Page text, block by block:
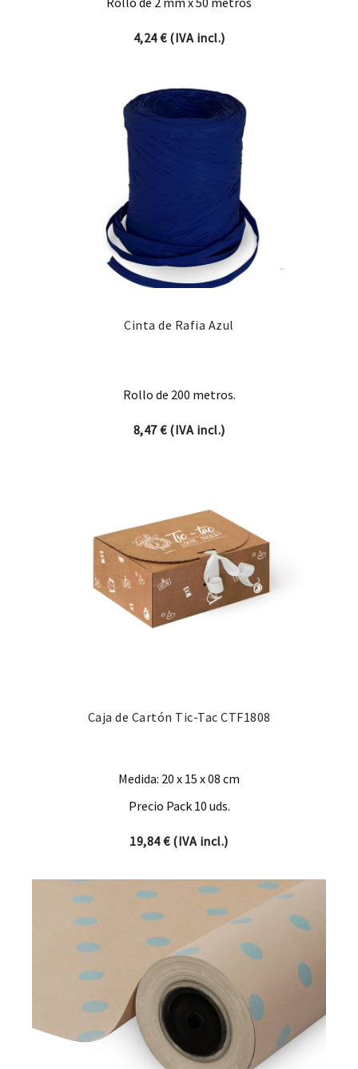
4,24€(IVA incl.)
Cinta de Rafia Azul
Rollo de 200 metros.
8,47€(IVA incl.)
Caja de Cartón Tic-Tac CTF1808
Medida: 20 x 15 x 08 cm
Precio Pack 10 uds.
19,84€(IVA incl.)